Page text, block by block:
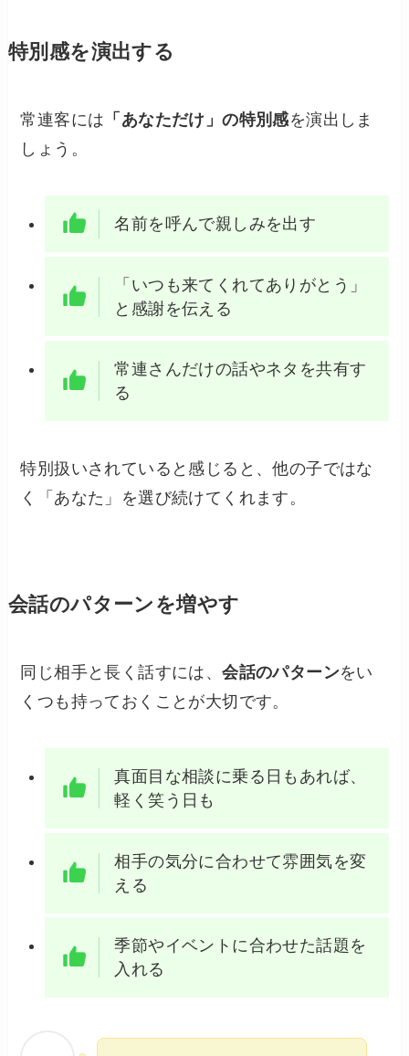
特別感を演出する
常連客には 「あなただけ」の特別感を演出しま
しょう。
名前を呼んで親しみを出す
「いつも来てくれてありがとう」
と感謝を伝える
常連さんだけの話やネタを共有す
る
特別扱いされていると感じると、他の子ではな
く「あなた」を選び続けてくれます。
会話のパターンを増やす
同じ相手と長く話すには、会話のパターンをい
くつも持っておくことが大切です。
真面目な相談に乗る日もあれば、
軽く笑う日も
相手の気分に合わせて雰囲気を変
える
季節やイベントに合わせた話題を
入れる